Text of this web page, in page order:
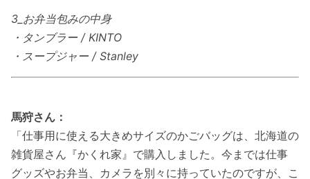
3_お弁当包みの中身
・タンブラー / KINTO
・スープジャー / Stanley
馬狩さん：
「仕事用に使える大きめサイズのかごバッグは、北海道の
雑貨屋さん『かくれ家』で購入しました。今までは仕事
グッズやお弁当、カメラを別々に持っていたのですが、こ